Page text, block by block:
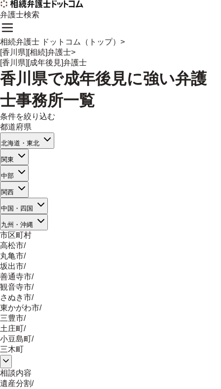
弁護士検索
相続弁護士 ドットコム（トップ） >
[香川県][相続]弁護士>
[香川県][成年後見]弁護士
香川県で成年後見に強い弁護
士事務所一覧
条件を絞り込む
都道府県
北海道・東北
関東
中部
関西
中国・四国
九州・沖縄
市区町村
高松市/
丸亀市/
坂出市/
善通寺市/
観音寺市/
さぬき市/
東かがわ市/
三豊市/
土庄町/
小豆島町/
三木町
相談内容
遺産分割/